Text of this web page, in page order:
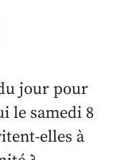
jour pour
le samedi 8
elles à